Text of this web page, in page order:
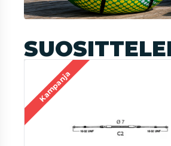
Kampanja